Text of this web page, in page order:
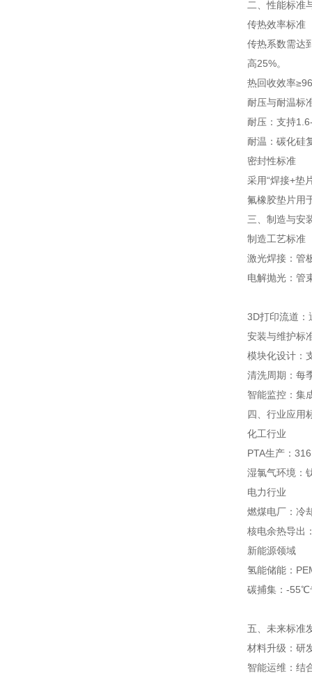
二、性能标准
传热效率标准
传热系数需达
高25%。
热回收效率
耐压与耐温标
耐压：支持
耐温：碳化硅
密封性标准
采用“焊接+垫
氟橡胶垫片用
三、制造与安
制造工艺标准
激光焊接：管
电解抛光：管
3D打印流道：
安装与维护标
模块化设计：
清洗周期：每
智能监控：集
四、行业应用
化工行业
PTA生产：
湿氯气环境：
电力行业
燃煤电厂：冷
核电余热导出
新能源领域
氢能储能：
碳捕集：-55℃
五、未来标准
材料升级：研
智能运维：结